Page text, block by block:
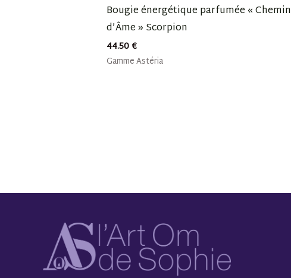
Bougie énergétique parfumée « Chemin
d’Âme » Scorpion
44.50€
Gamme Astéria